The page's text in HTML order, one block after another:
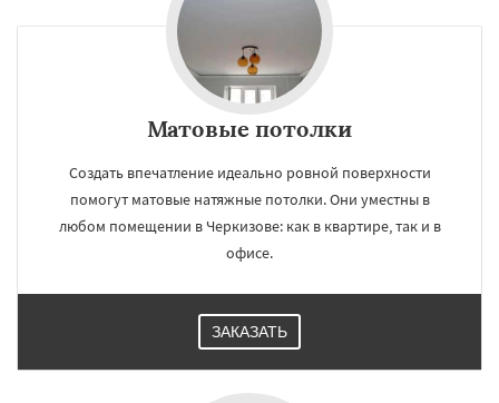
Матовые потолки
Создать впечатление идеально ровной поверхности
помогут матовые натяжные потолки. Они уместны в
любом помещении в Черкизове: как в квартире, так и в
офисе.
ЗАКАЗАТЬ